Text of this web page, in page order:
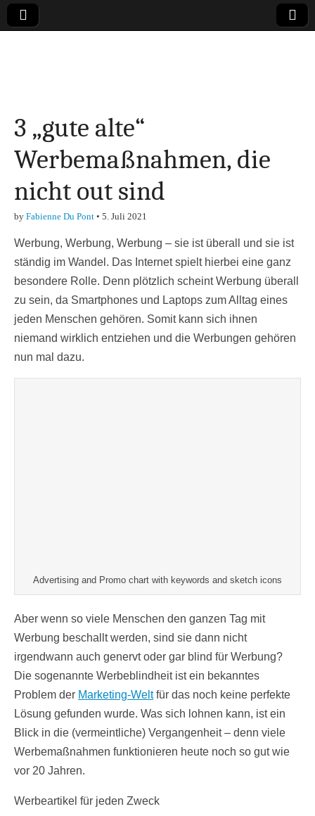
Finanzen,
Marketing-, Vertrieb-
& Investment-Tipps
3 „gute alte“
Werbemaßnahmen, die
nicht out sind
by Fabienne Du Pont • 5. Juli 2021
Werbung, Werbung, Werbung – sie ist überall und sie ist
ständig im Wandel. Das Internet spielt hierbei eine ganz
besondere Rolle. Denn plötzlich scheint Werbung überall
zu sein, da Smartphones und Laptops zum Alltag eines
jeden Menschen gehören. Somit kann sich ihnen
niemand wirklich entziehen und die Werbungen gehören
nun mal dazu.
Advertising and Promo chart with keywords and sketch icons
Aber wenn so viele Menschen den ganzen Tag mit
Werbung beschallt werden, sind sie dann nicht
irgendwann auch genervt oder gar blind für Werbung?
Die sogenannte Werbeblindheit ist ein bekanntes
Problem der Marketing-Weltfür das noch keine perfekte
Lösung gefunden wurde. Was sich lohnen kann, ist ein
Blick in die (vermeintliche) Vergangenheit – denn viele
Werbemaßnahmen funktionieren heute noch so gut wie
vor 20 Jahren.
Werbeartikel für jeden Zweck